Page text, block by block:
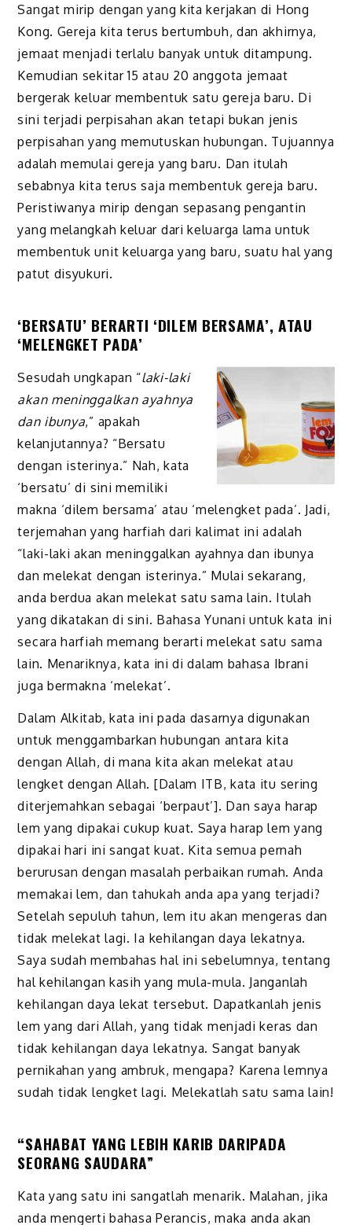
Sangat mirip dengan yang kita kerjakan di Hong
Kong. Gereja kita terus bertumbuh, dan akhirnya,
jemaat menjadi terlalu banyak untuk ditampung.
Kemudian sekitar 15 atau 20 anggota jemaat
bergerak keluar membentuk satu gereja baru. Di
sini terjadi perpisahan akan tetapi bukan jenis
perpisahan yang memutuskan hubungan. Tujuannya
adalah memulai gereja yang baru. Dan itulah
sebabnya kita terus saja membentuk gereja baru.
Peristiwanya mirip dengan sepasang pengantin
yang melangkah keluar dari keluarga lama untuk
membentuk unit keluarga yang baru, suatu hal yang
patut disyukuri.
‘BERSATU’ BERARTI ‘DILEM BERSAMA’, ATAU
‘MELENGKET PADA’
Sesudah ungkapan “laki-laki
akan meninggalkan ayahnya
dan ibunya,” apakah
kelanjutannya? “Bersatu
dengan isterinya.” Nah, kata
‘bersatu’ di sini memiliki
makna ‘dilem bersama’ atau ‘melengket pada’. Jadi,
terjemahan yang harfiah dari kalimat ini adalah
“laki-laki akan meninggalkan ayahnya dan ibunya
dan melekat dengan isterinya.” Mulai sekarang,
anda berdua akan melekat satu sama lain. Itulah
yang dikatakan di sini. Bahasa Yunani untuk kata ini
secara harfiah memang berarti melekat satu sama
lain. Menariknya, kata ini di dalam bahasa Ibrani
juga bermakna ‘melekat’.
Dalam Alkitab, kata ini pada dasarnya digunakan
untuk menggambarkan hubungan antara kita
dengan Allah, di mana kita akan melekat atau
lengket dengan Allah. [Dalam ITB, kata itu sering
diterjemahkan sebagai ‘berpaut’]. Dan saya harap
lem yang dipakai cukup kuat. Saya harap lem yang
dipakai hari ini sangat kuat. Kita semua pernah
berurusan dengan masalah perbaikan rumah. Anda
memakai lem, dan tahukah anda apa yang terjadi?
Setelah sepuluh tahun, lem itu akan mengeras dan
tidak melekat lagi. Ia kehilangan daya lekatnya.
Saya sudah membahas hal ini sebelumnya, tentang
hal kehilangan kasih yang mula-mula. Janganlah
kehilangan daya lekat tersebut. Dapatkanlah jenis
lem yang dari Allah, yang tidak menjadi keras dan
tidak kehilangan daya lekatnya. Sangat banyak
pernikahan yang ambruk, mengapa? Karena lemnya
sudah tidak lengket lagi. Melekatlah satu sama lain!
“SAHABAT YANG LEBIH KARIB DARIPADA
SEORANG SAUDARA”
Kata yang satu ini sangatlah menarik. Malahan, jika
anda mengerti bahasa Perancis, maka anda akan